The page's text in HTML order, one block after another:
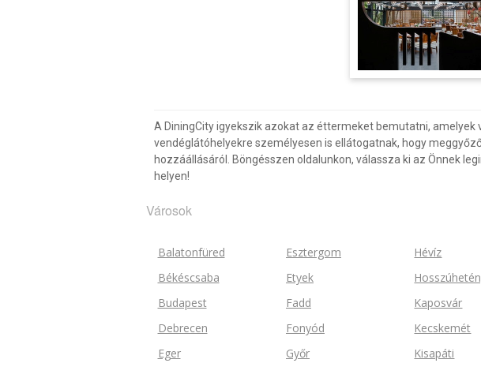
A DiningCity igyekszik azokat az éttermeket bemutatni,
vendéglátóhelyekre személyesen is ellátogatnak, hogy
hozzáállásáról. Böngésszen oldalunkon, válassza ki az Önnek
helyen!
Városok
Balatonfüred
Békéscsaba
Budapest
Debrecen
Eger
Esztergom
Etyek
Fadd
Fonyód
Győr
Hévíz
Kaposvár
Kecskemét
Kisapáti